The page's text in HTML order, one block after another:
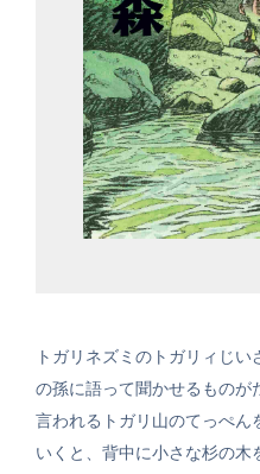
トガリネズミのトガリィじ
の孫に語って聞かせるものが
言われるトガリ山のてっぺん
いくと、背中に小さな杉の木